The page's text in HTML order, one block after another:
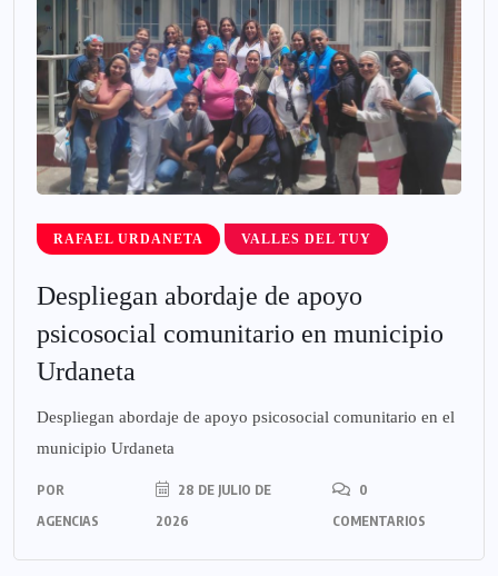
RAFAEL URDANETA VALLES DEL TUY
Despliegan abordaje de apoyo
psicosocial comunitario en municipio
Urdaneta
Despliegan abordaje de apoyo psicosocial comunitario en el
municipio Urdaneta
POR
AGENCIAS
28 DE JULIO DE
2026
0
COMENTARIOS